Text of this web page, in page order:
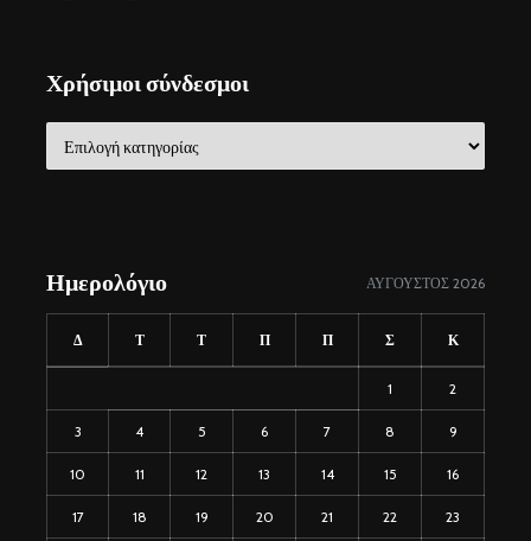
Χρήσιμοι σύνδεσμοι
σύνδεσμοι
Ημερολόγιο ΑΎΓΟΥΣΤΟΣ 2026
Δ Τ Τ Π Π Σ Κ
1 2
3 4 5 6 7 8 9
10 11 12 13 14 15 16
17 18 19 20 21 22 23